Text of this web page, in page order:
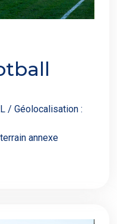
/ Géolocalisation :
annexe